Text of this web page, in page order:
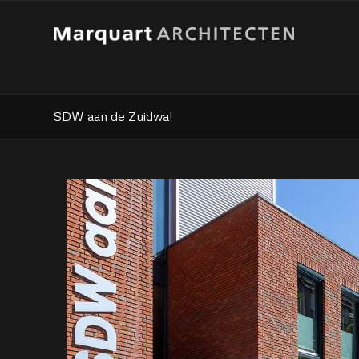
SDW aan de Zuidwal